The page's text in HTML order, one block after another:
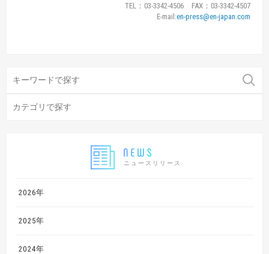
ニュースリリース
2026年
2025年
2024年
TEL：03-3342-4506 FAX：03-3342-4507
E-mail:en-press@en-japan.com